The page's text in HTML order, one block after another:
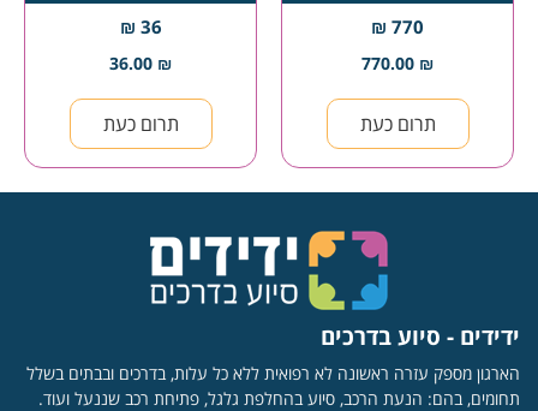
770 ₪
770.00 ₪
תרום כעת
36 ₪
36.00 ₪
תרום כעת
ידידים - סיוע בדרכים
הארגון מספק עזרה ראשונה לא רפואית ללא כל עלות, בדרכים ובבתים בשלל
תחומים, בהם: הנעת הרכב, סיוע בהחלפת גלגל, פתיחת רכב שננעל ועוד.